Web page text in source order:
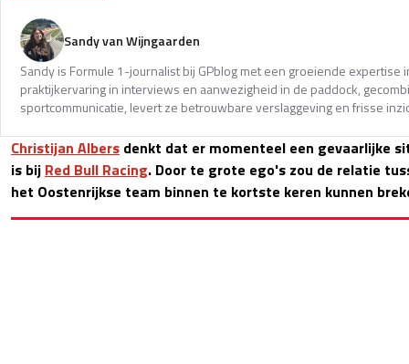
Sandy van Wijngaarden
Sandy is Formule 1-journalist bij GPblog met een groeiende expertise
praktijkervaring in interviews en aanwezigheid in de paddock,
sportcommunicatie, levert ze betrouwbare verslaggeving en frisse
Christijan Albers denkt dat er momenteel een gevaarlijke
is bij Red Bull Racing. Door te grote ego's zou de relatie
het Oostenrijkse team binnen te kortste keren kunnen